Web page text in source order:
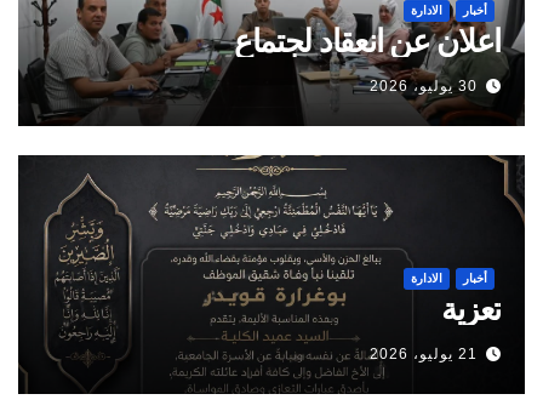
أخبار الادارة
اعلان عن انعقاد لجتماع
30 يوليو، 2026
أخبار الادارة
تعزية
21 يوليو، 2026